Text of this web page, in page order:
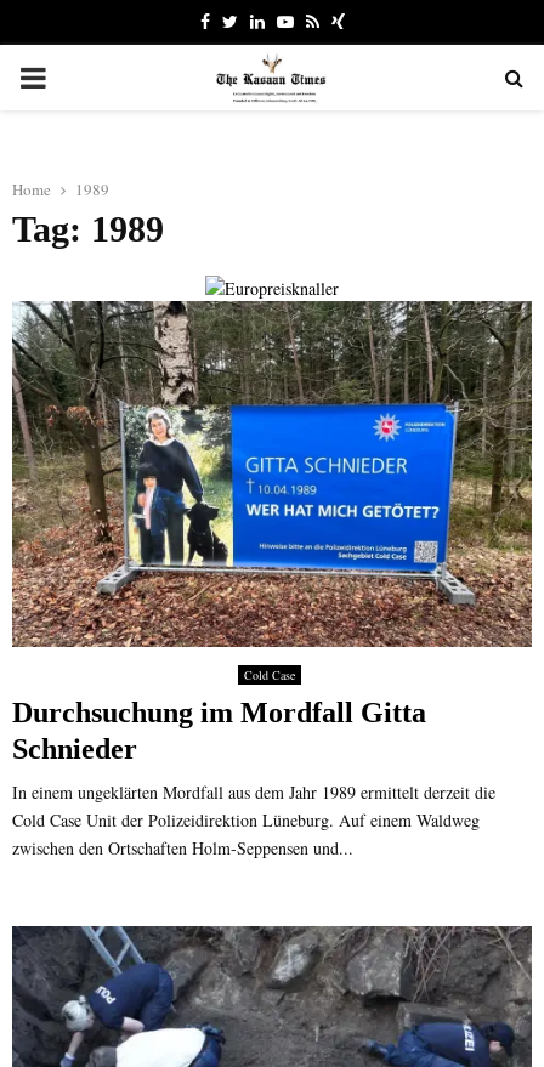
Facebook
TwitterLinkedinYoutube
RssXing
PRIMARY
Home 1989
Tag: 1989
Cold Case
Durchsuchung im Mordfall Gitta
Schnieder
In einem ungeklärten Mordfall aus dem Jahr 1989 ermittelt derzeit die
Cold Case Unit der Polizeidirektion Lüneburg. Auf einem Waldweg
zwischen den Ortschaften Holm-Seppensen und...